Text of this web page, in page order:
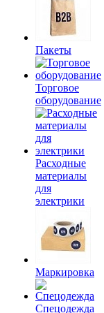
Пакеты
Торговое
оборудование
Расходные
материалы
для
электрики
Маркировка
Спецодежда